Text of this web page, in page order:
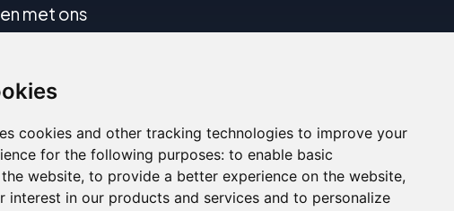
cookies and other tracking technologies to improve your
for the following purposes: to enable basic
website, to provide a better experience on the website,
interest in our products and services and to personalize
met ons